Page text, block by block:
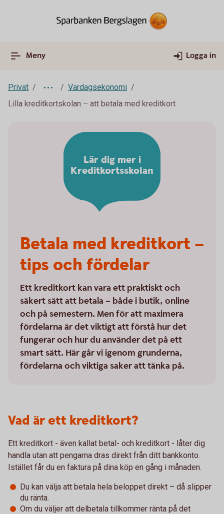
Meny Logga in
Privat
Vardagsekonomi
Lilla kreditkortskolan – att betala med kreditkort
Betala med kreditkort –
tips och fördelar
Ett kreditkort kan vara ett praktiskt och
säkert sätt att betala – både i butik, online
och på semestern. Men för att maximera
fördelarna är det viktigt att förstå hur det
fungerar och hur du använder det på ett
smart sätt. Här går vi igenom grunderna,
fördelarna och viktiga saker att tänka på.
Lär dig mer i
Kreditkortsskolan
Vad är ett kreditkort?
Ett kreditkort - även kallat betal- och kreditkort - låter dig
handla utan att pengarna dras direkt från ditt bankkonto.
Istället får du en faktura på dina köp en gång i månaden.
Du kan välja att betala hela beloppet direkt – då slipper
du ränta.
Om du väljer att delbetala tillkommer ränta på det